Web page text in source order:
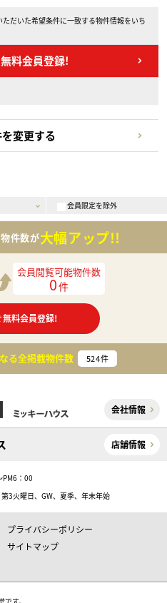
だいた希望条件に一致する物件情報をいち
料会員登録!
変更する
会員限定を除外
件数が大幅アップ!!
会員閲覧可能物件数
0件
無料会員登録!
る全掲載物件数 524件
会社情報
店舗情報
：00
3火曜日、GW、夏季、年末年始
プライバシーポリシー
サイトマップ